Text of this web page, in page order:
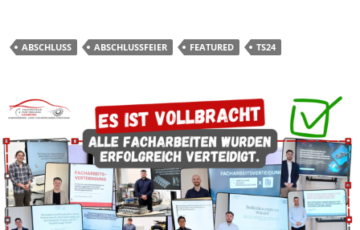
ABSCHLUSS ABSCHLUSSFEIER FEATURED TS24